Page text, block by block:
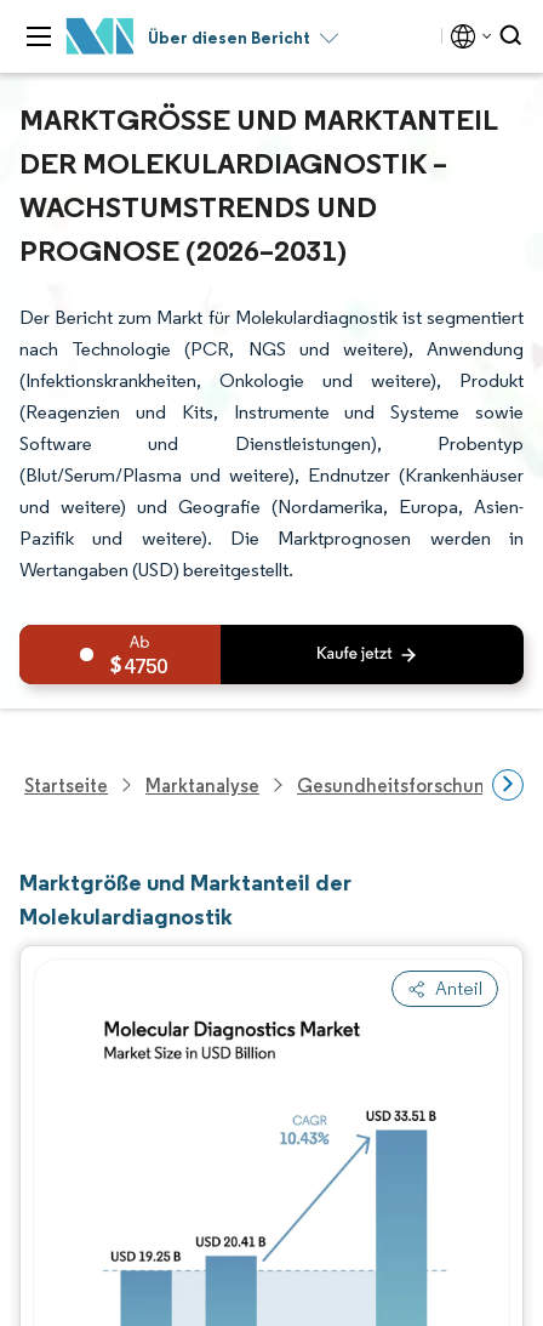
Über diesen Bericht
MARKTGRÖSSE UND MARKTANTEIL D
ER MOLEKULARDIAGNOSTIK – W
ACHSTUMSTRENDS UND P
ROGNOSE (2026–2031)
Der Bericht zum Markt für Molekulardiagnostik ist segmentiert
nach Technologie (PCR, NGS und weitere), Anwendung
(Infektionskrankheiten, Onkologie und weitere), Produkt
(Reagenzien und Kits, Instrumente und Systeme sowie
Software und Dienstleistungen), Probentyp
(Blut/Serum/Plasma und weitere), Endnutzer (Krankenhäuser
und weitere) und Geografie (Nordamerika, Europa, Asien-
Pazifik und weitere). Die Marktprognosen werden in
Wertangaben (USD) bereitgestellt.
4750
Startseite Marktanalyse Gesundheitsforschung
Marktgröße und Marktanteil der
Molekulardiagnostik
Anteil